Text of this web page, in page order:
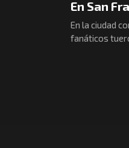
En San
En la ciudad
fanáticos